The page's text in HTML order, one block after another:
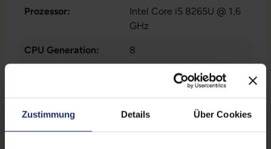
Zustimmung Details Über Cookies
Prozessor:
Intel Core i5 8265U @ 1,6
GHz
CPU Generation: 8
Datenspeicher: 250 GB SSD
Arbeitsspeicher: